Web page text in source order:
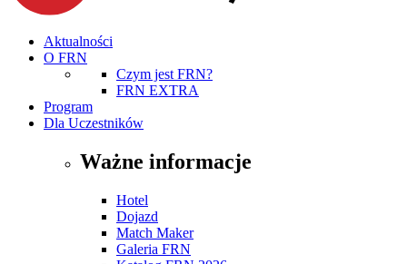
Aktualności
O FRN
Czym jest FRN?
FRN EXTRA
Program
Dla Uczestników
Ważne informacje
Hotel
Dojazd
Match Maker
Galeria FRN